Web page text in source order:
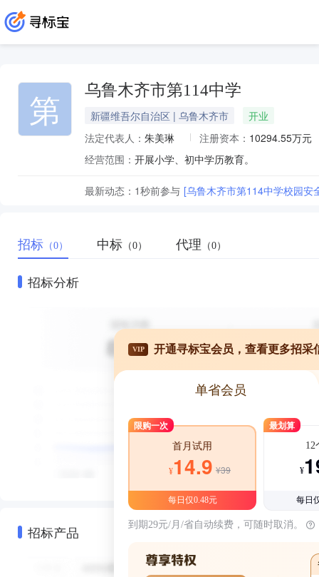
第 乌鲁木齐市第114中学
新疆维吾尔自治区 | 乌鲁木齐市
开业
法定代表人： 朱美琳 注册资本： 10294.55万元
经营范围： 开展小学、初中学历教育。
最新动态： 1秒前参与 [乌鲁木齐市第114中学校园安
招标 （0） 中标 （0） 代理 （0）
招标分析
招标产品
VIP 开通寻标宝会员，查看更多招采
单省会员
限购一次
首月试用
¥14.9 ¥39
每日仅0.48元
最划算
12
¥
每日
到期29元/月/省自动续费，可随时取消。